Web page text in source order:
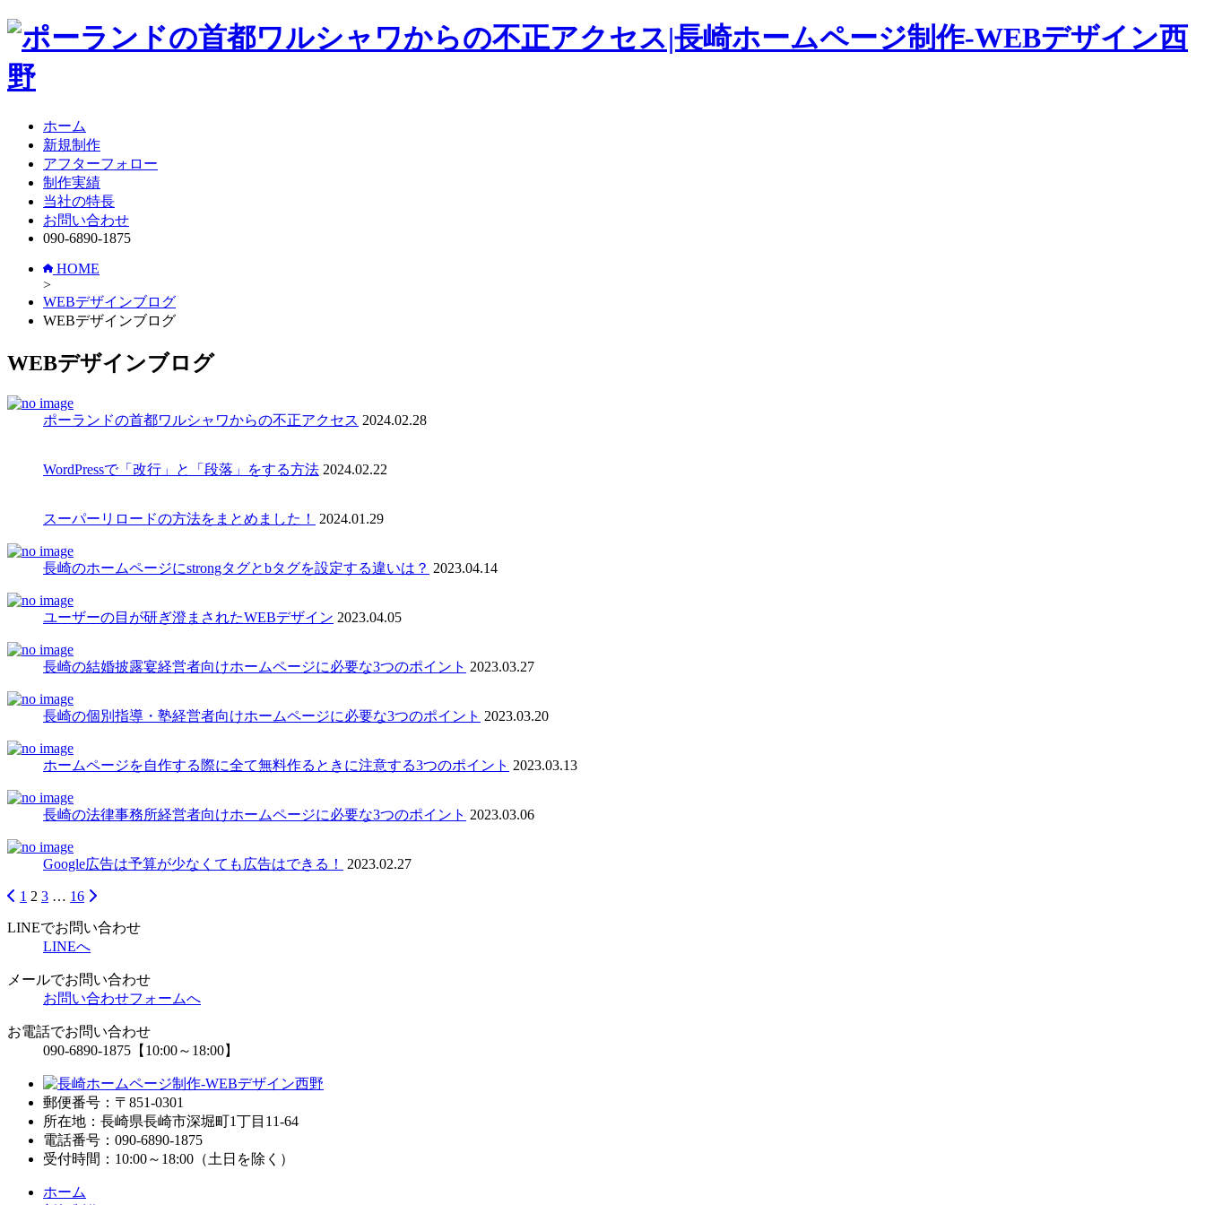
ホーム
新規制作
アフターフォロー
制作実績
当社の特長
お問い合わせ
090-6890-1875
HOME
>
WEBデザインブログ
WEBデザインブログ
WEBデザインブログ
ポーランドの首都ワルシャワからの不正アクセス 2024.02.28
WordPressで「改行」と「段落」をする方法 2024.02.22
スーパーリロードの方法をまとめました！ 2024.01.29
長崎のホームページにstrongタグとbタグを設定する違いは？ 2023.04.14
ユーザーの目が研ぎ澄まされたWEBデザイン 2023.04.05
長崎の結婚披露宴経営者向けホームページに必要な3つのポイント 2023.03.27
長崎の個別指導・塾経営者向けホームページに必要な3つのポイント 2023.03.20
ホームページを自作する際に全て無料作るときに注意する3つのポイント 2023.03.13
長崎の法律事務所経営者向けホームページに必要な3つのポイント 2023.03.06
Google広告は予算が少なくても広告はできる！ 2023.02.27
投
稿
ペ
ジ
1 2 3 … 16
LINEでお問い合わせ
LINEへ
メールでお問い合わせ
お問い合わせフォームへ
お電話でお問い合わせ
090-6890-1875 【10:00～18:00】
郵便番号：〒851-0301
所在地：長崎県長崎市深堀町1丁目11-64
電話番号：090-6890-1875
受付時間：10:00～18:00（土日を除く）
ホーム